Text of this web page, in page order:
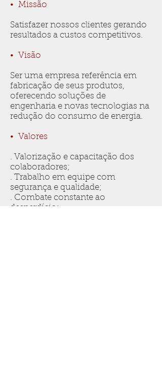
• Missão
Satisfazer nossos clientes gerando
resultados a custos competitivos.
• Visão
Ser uma empresa referência em
fabricação de seus produtos,
oferecendo soluções de
engenharia e novas tecnologias na
redução do consumo de energia.
• Valores
. Valorização e capacitação dos
colaboradores;
. Trabalho em equipe com
segurança e qualidade;
. Combate constante ao
desperdício;